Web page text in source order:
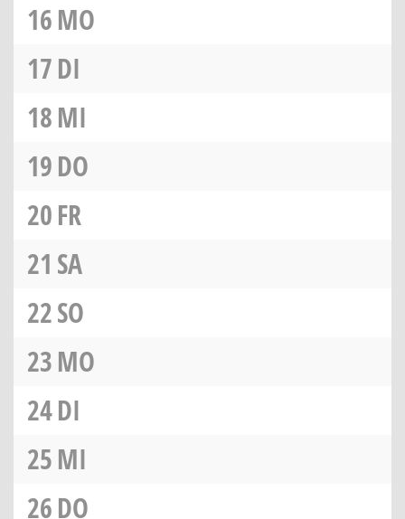
16MO
17DI
18MI
19DO
20FR
21 SA
22SO
23MO
24DI
25MI
26DO